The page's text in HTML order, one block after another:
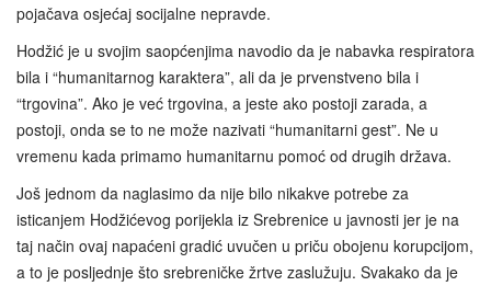
pojačava osjećaj socijalne nepravde.
Hodžić je u svojim saopćenjima navodio da je nabavka respiratora
bila i “humanitarnog karaktera”, ali da je prvenstveno bila i
“trgovina”. Ako je već trgovina, a jeste ako postoji zarada, a
postoji, onda se to ne može nazivati “humanitarni gest”. Ne u
vremenu kada primamo humanitarnu pomoć od drugih država.
Još jednom da naglasimo da nije bilo nikakve potrebe za
isticanjem Hodžićevog porijekla iz Srebrenice u javnosti jer je na
taj način ovaj napaćeni gradić uvučen u priču obojenu korupcijom,
a to je posljednje što srebreničke žrtve zaslužuju. Svakako da je